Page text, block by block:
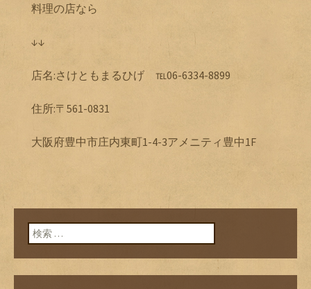
料理の店なら
↓↓
店名:さけともまるひげ ℡06-6334-8899
住所:〒561-0831
大阪府豊中市庄内東町1-4-3アメニティ豊中1F
検索: